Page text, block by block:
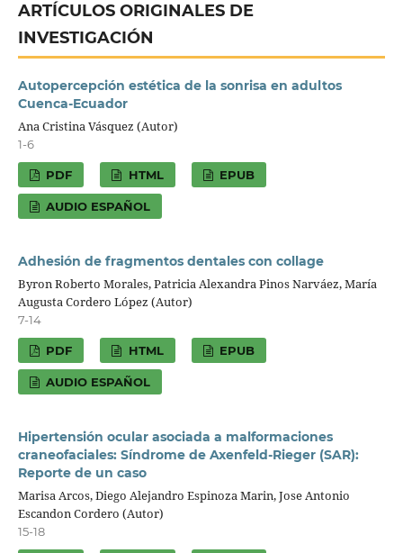
ARTÍCULOS ORIGINALES DE
INVESTIGACIÓN
Autopercepción estética de la sonrisa en adultos
Cuenca-Ecuador
Ana Cristina Vásquez (Autor)
1-6
PDF HTML EPUB
AUDIO ESPAÑOL
Adhesión de fragmentos dentales con collage
Byron Roberto Morales, Patricia Alexandra Pinos Narváez, María
Augusta Cordero López (Autor)
7-14
PDF HTML EPUB
AUDIO ESPAÑOL
Hipertensión ocular asociada a malformaciones
craneofaciales: Síndrome de Axenfeld-Rieger (SAR):
Reporte de un caso
Marisa Arcos, Diego Alejandro Espinoza Marin, Jose Antonio
Escandon Cordero (Autor)
15-18